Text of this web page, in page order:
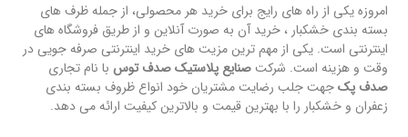
امروزه یکی از راه های رایج برای خرید هر محصولی، از جمله ظرف های
بسته بندی خشکبار ، خرید آن به صورت آنلاین و از طریق فروشگاه های
اینترنتی است. یکی از مهم ترین مزیت های خرید اینترنتی صرفه جویی در
وقت و هزینه است. شرکتصنایع پلاستیک صدف توس با نام تجاری
صدف پکجهت جلب رضایت مشتریان خود انواع ظروف بسته بندی
زعفران و خشکبار را با بهترین قیمت و بالاترین کیفیت ارائه می دهد.